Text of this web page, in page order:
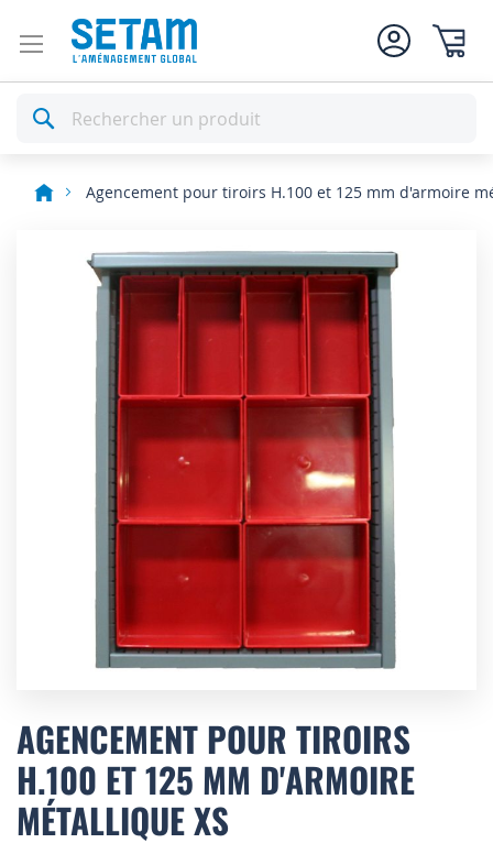
Rechercher
Agencement pour tiroirs H.100 et 125 mm d'armoire
to
the
beginning
of
the
images
AGENCEMENT POUR TIROIRS
H.100 ET 125 MM D'ARMOIRE
MÉTALLIQUE XS